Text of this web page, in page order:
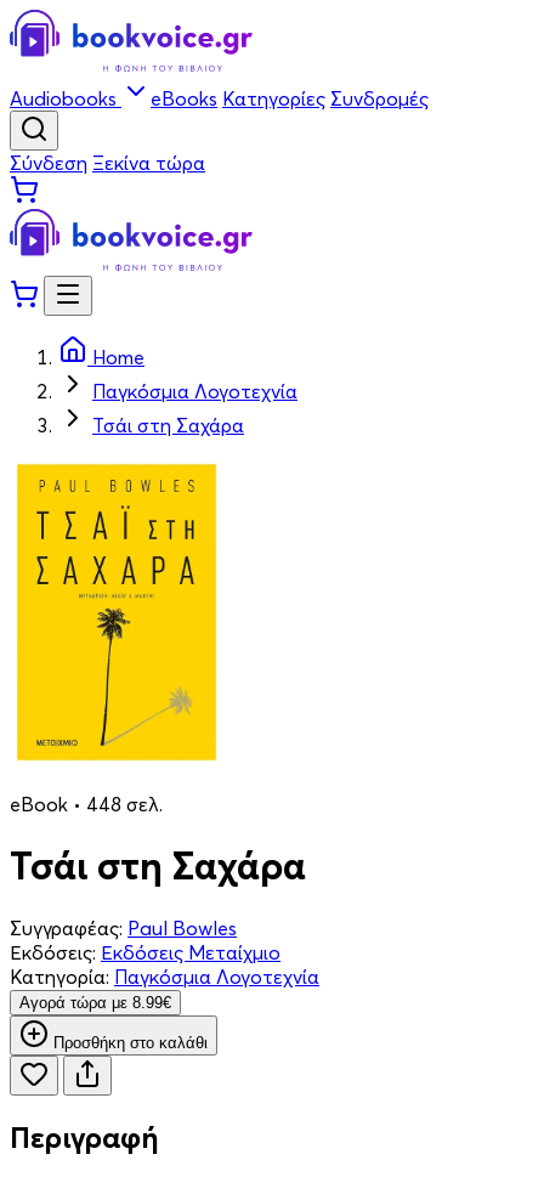
Audiobooks eBooks Κατηγορίες Συνδρομές
Σύνδεση Ξεκίνα τώρα
Home
Παγκόσμια Λογοτεχνία
Τσάι στη Σαχάρα
eBook • 448 σελ.
Τσάι στη Σαχάρα
Συγγραφέας: Paul Bowles
Εκδόσεις: Εκδόσεις Μεταίχμιο
Κατηγορία: Παγκόσμια Λογοτεχνία
Aγορά τώρα με 8.99€
Προσθήκη στο καλάθι
Περιγραφή